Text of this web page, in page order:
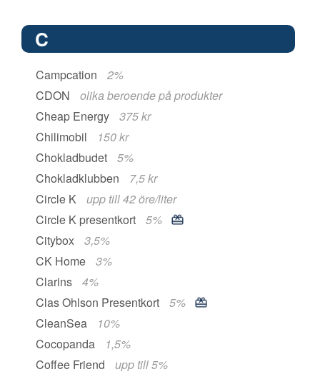
C
Campcation
2%
CDON
olika beroende på produkter
Cheap Energy
375 kr
Chilimobil
150 kr
Chokladbudet
5%
Chokladklubben
7,5 kr
Circle K
upp till 42 öre/liter
Circle K presentkort
5%
Citybox
3,5%
CK Home
3%
Clarins
4%
Clas Ohlson Presentkort
5%
CleanSea
10%
Cocopanda
1,5%
Coffee Friend
upp till 5%